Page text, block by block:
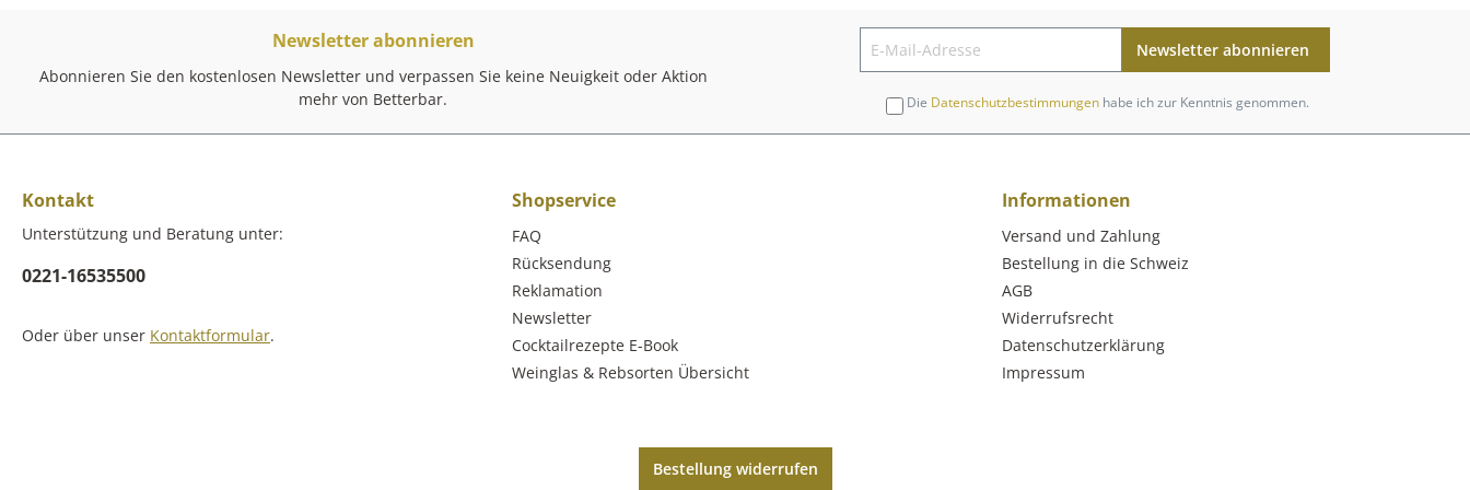
Newsletter abonnieren
Abonnieren Sie den kostenlosen Newsletter und verpassen Sie keine Neuigkeit oder Aktion
mehr von Betterbar.
Newsletter abonnieren
Die Datenschutzbestimmungenhabe ich zur Kenntnis genommen.
Kontakt
Unterstützung und Beratung unter:
0221-16535500
Oder über unser Kontaktformular.
Shopservice
FAQ
Rücksendung
Reklamation
Newsletter
Cocktailrezepte E-Book
Weinglas & Rebsorten Übersicht
Informationen
Versand und Zahlung
Bestellung in die Schweiz
AGB
Widerrufsrecht
Datenschutzerklärung
Impressum
Bestellung widerrufen